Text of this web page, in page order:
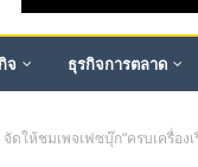
จ ธุรกิจการตลาด
ให้ชมเพจเฟซบุ๊ก“ครบเครื่องเ